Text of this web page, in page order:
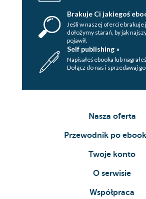
Brakuje Ci jakiegoś
Jeśli w naszej ofercie brakuje
dołożymy starań, by jak
pojawił.
Self publishing »
Napisałeś ebooka lub
Dołącz do nas i sprzedawaj
Nasza oferta
Przewodnik po
Twoje konto
O serwisie
Współpraca